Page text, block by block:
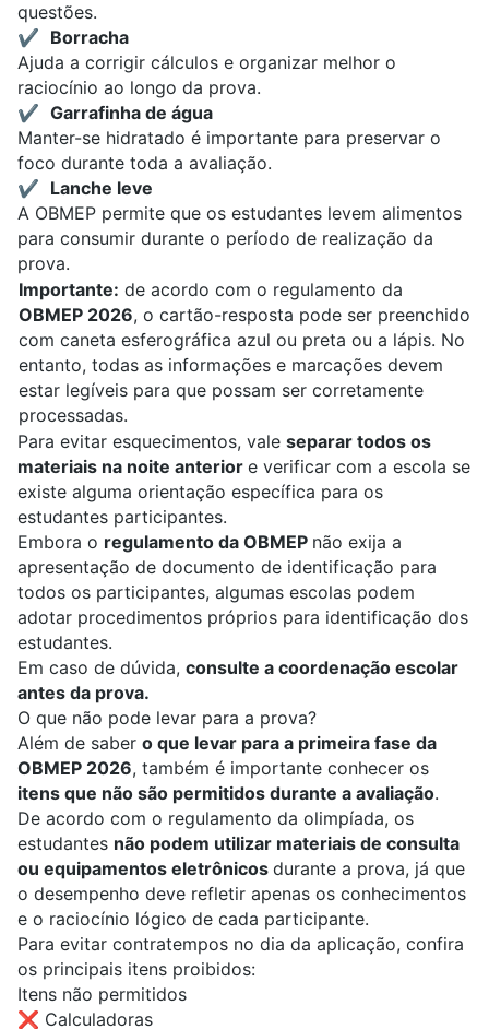
questões.
✔️ Borracha
Ajuda a corrigir cálculos e organizar melhor o
raciocínio ao longo da prova.
✔️ Garrafinha de água
Manter-se hidratado é importante para preservar o
foco durante toda a avaliação.
✔️ Lanche leve
A OBMEP permite que os estudantes levem alimentos
para consumir durante o período de realização da
prova.
Importante: de acordo com o regulamento da
OBMEP 2026, o cartão-resposta pode ser preenchido
com caneta esferográfica azul ou preta ou a lápis. No
entanto, todas as informações e marcações devem
estar legíveis para que possam ser corretamente
processadas.
Para evitar esquecimentos, vale separar todos os
materiais na noite anterior e verificar com a escola se
existe alguma orientação específica para os
estudantes participantes.
Embora o regulamento da OBMEP não exija a
apresentação de documento de identificação para
todos os participantes, algumas escolas podem
adotar procedimentos próprios para identificação dos
estudantes.
Em caso de dúvida, consulte a coordenação escolar
antes da prova.
O que não pode levar para a prova?
Além de saber o que levar para a primeira fase da
OBMEP 2026, também é importante conhecer os
itens que não são permitidos durante a avaliação.
De acordo com o regulamento da olimpíada, os
estudantes não podem utilizar materiais de consulta
ou equipamentos eletrônicos durante a prova, já que
o desempenho deve refletir apenas os conhecimentos
e o raciocínio lógico de cada participante.
Para evitar contratempos no dia da aplicação, confira
os principais itens proibidos:
Itens não permitidos
❌ Calculadoras